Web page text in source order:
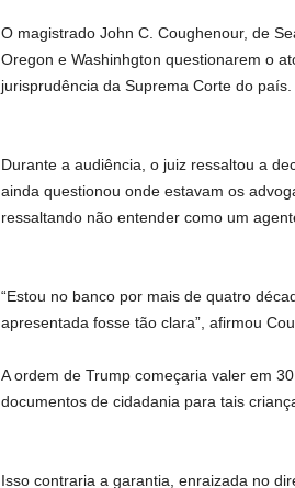
O magistrado John C. Coughenour, de
Oregon e Washinhgton questionarem o
jurisprudência da Suprema Corte do país.
Durante a audiência, o juiz ressaltou a
ainda questionou onde estavam os
ressaltando não entender como um
“Estou no banco por mais de quatro
apresentada fosse tão clara”, afirmou
A ordem de Trump começaria valer em
documentos de cidadania para tais
Isso contraria a garantia, enraizada no